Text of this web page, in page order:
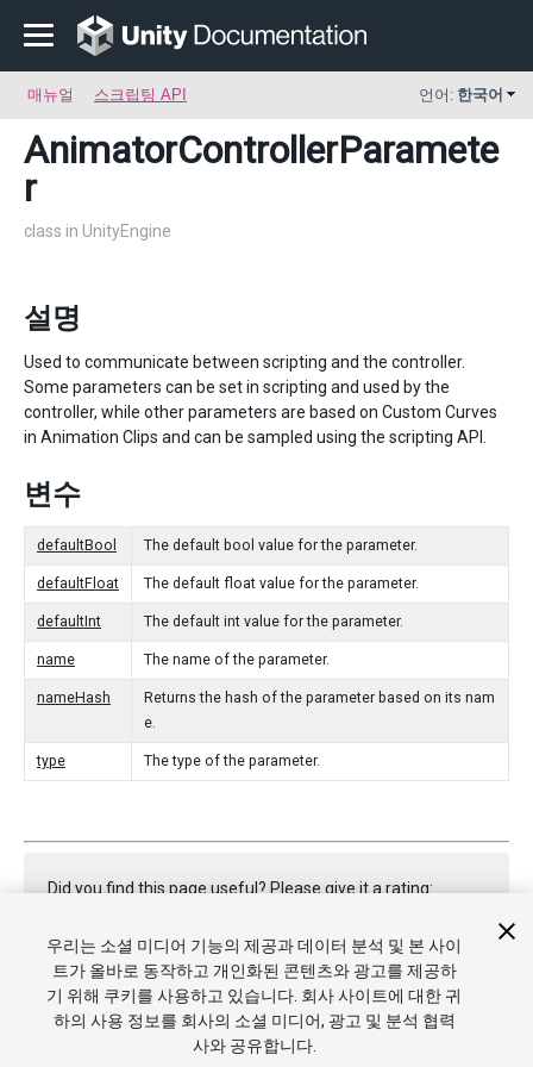
매뉴얼 스크립팅 API 언어: 한국어
AnimatorControllerParamete
r
class in UnityEngine
설명
Used to communicate between scripting and the controller.
Some parameters can be set in scripting and used by the
controller, while other parameters are based on Custom Curves
in Animation Clips and can be sampled using the scripting API.
변수
defaultBool The default bool value for the parameter.
defaultFloat The default float value for the parameter.
defaultInt The default int value for the parameter.
name The name of the parameter.
nameHash
Returns the hash of the parameter based on its nam
e.
type The type of the parameter.
Did you find this page useful? Please give it a rating:
Report a problem on this page
우리는 소셜 미디어 기능의 제공과 데이터 분석 및 본 사이
트가 올바로 동작하고 개인화된 콘텐츠와 광고를 제공하
기 위해 쿠키를 사용하고 있습니다. 회사 사이트에 대한 귀
하의 사용 정보를 회사의 소셜 미디어, 광고 및 분석 협력
사와 공유합니다.